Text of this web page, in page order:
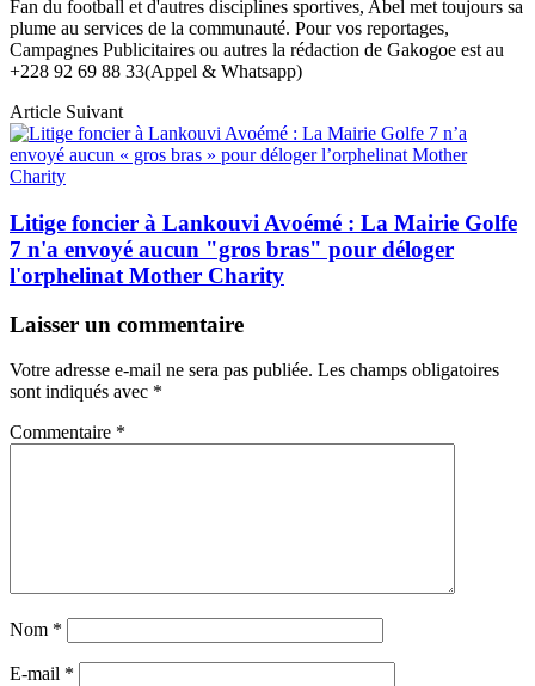
Fan du football et d'autres disciplines sportives, Abel met toujours sa
plume au services de la communauté. Pour vos reportages,
Campagnes Publicitaires ou autres la rédaction de Gakogoe est au
+228 92 69 88 33(Appel & Whatsapp)
Article Suivant
Litige foncier à Lankouvi Avoémé : La Mairie Golfe
7 n'a envoyé aucun "gros bras" pour déloger
l'orphelinat Mother Charity
Laisser un commentaire
Votre adresse e-mail ne sera pas publiée. Les champs obligatoires
sont indiqués avec *
Commentaire *
Nom *
E-mail *